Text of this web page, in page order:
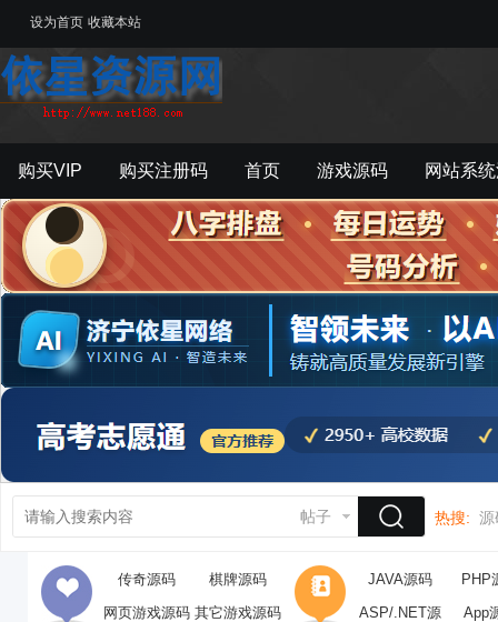
设为首页 收藏本站
购买VIP 购买注册码 首页 游戏源码 网站系
游戏工具 影音资源 主题模板
帖子 热搜: 源
传奇源码
棋牌源码
网页游戏源码 其它游戏源码
JAVA源码
PHP
ASP/.NET源
App